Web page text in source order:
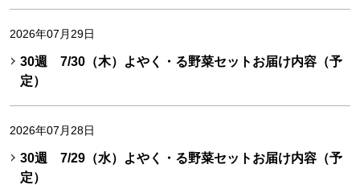
2026年07月29日
30週 7/30（木）よやく・る野菜セットお届け内容（予
定）
2026年07月28日
30週 7/29（水）よやく・る野菜セットお届け内容（予
定）